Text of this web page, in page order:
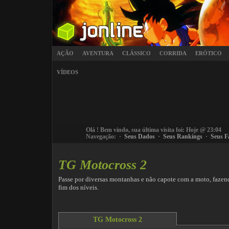
AÇÃO AVENTURA CLÁSSICO CORRIDA ERÓTICO
VÍDEOS
Olá ! Bem vindo, sua última visita foi: Hoje @ 23:04
Navegação: · Seus Dados · Seus Rankings · Seus
TG Motocross 2
Passe por diversas montanhas e não capote com a moto,
fim dos níveis.
TG Motocross 2